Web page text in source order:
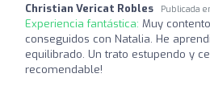
Christian Vericat Robles Publicada
Experiencia fantástica: Muy
conseguidos con Natalia. He
equilibrado. Un trato estupendo y
recomendable!